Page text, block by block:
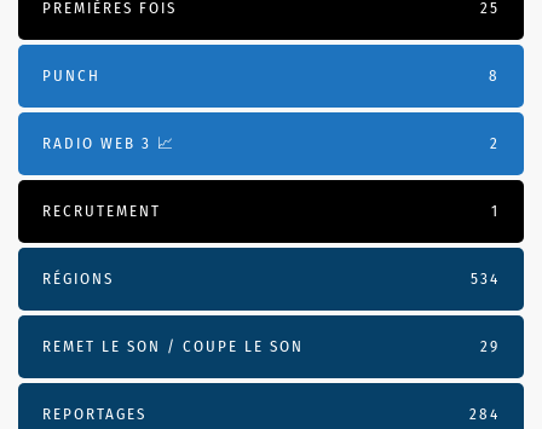
PREMIÈRES FOIS 25
PUNCH 8
RADIO WEB 3 📈 2
RECRUTEMENT 1
RÉGIONS 534
REMET LE SON / COUPE LE SON 29
REPORTAGES 284